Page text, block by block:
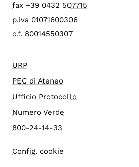
fax +39 0432 507715
p.iva 01071600306
c.f. 80014550307
URP
PEC di Ateneo
Ufficio Protocollo
Numero Verde
800-24-14-33
Config. cookie